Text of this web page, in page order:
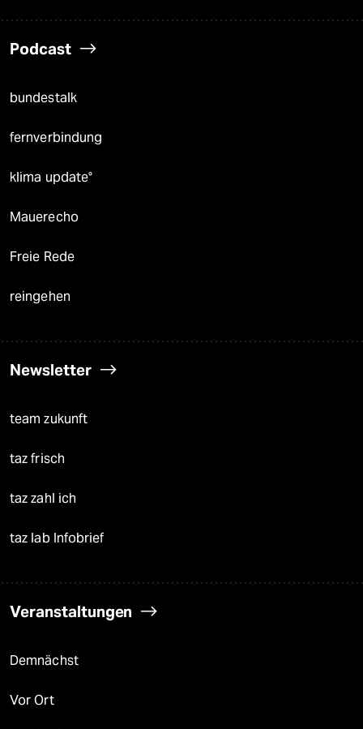
Podcast
bundestalk
fernverbindung
klima update°
Mauerecho
Freie Rede
reingehen
Newsletter
team zukunft
taz frisch
taz zahl ich
taz lab Infobrief
Veranstaltungen
Demnächst
Vor Ort